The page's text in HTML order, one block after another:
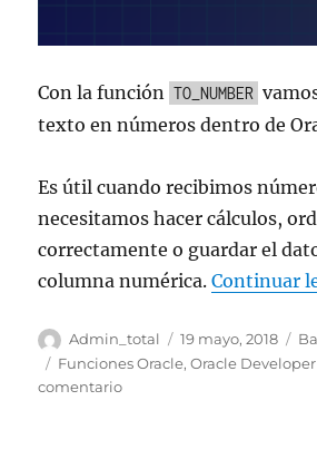
Con la función TO_NUMBER
texto en números dentro de
Es útil cuando recibimos
necesitamos hacer cálculos,
correctamente o guardar el
columna numérica.Continuar
Autor
Admin_total
Publicado
el
19 mayo, 2018
Etiquetas
Funciones Oracle,Oracle Developer
comentarioen